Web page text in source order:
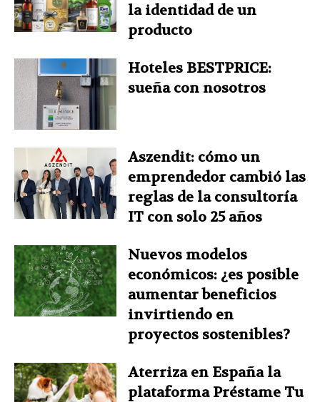
la identidad de un
producto
Hoteles BESTPRICE:
sueña con nosotros
Aszendit: cómo un
emprendedor cambió las
reglas de la consultoría
IT con solo 25 años
Nuevos modelos
económicos: ¿es posible
aumentar beneficios
invirtiendo en
proyectos sostenibles?
Aterriza en España la
plataforma Préstame Tu